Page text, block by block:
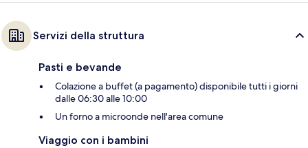
Servizi della struttura
Pasti e bevande
Colazione a buffet (a pagamento) disponibile tutti i giorni
dalle 06:30 alle 10:00
Un forno a microonde nell'area comune
Viaggio con i bambini